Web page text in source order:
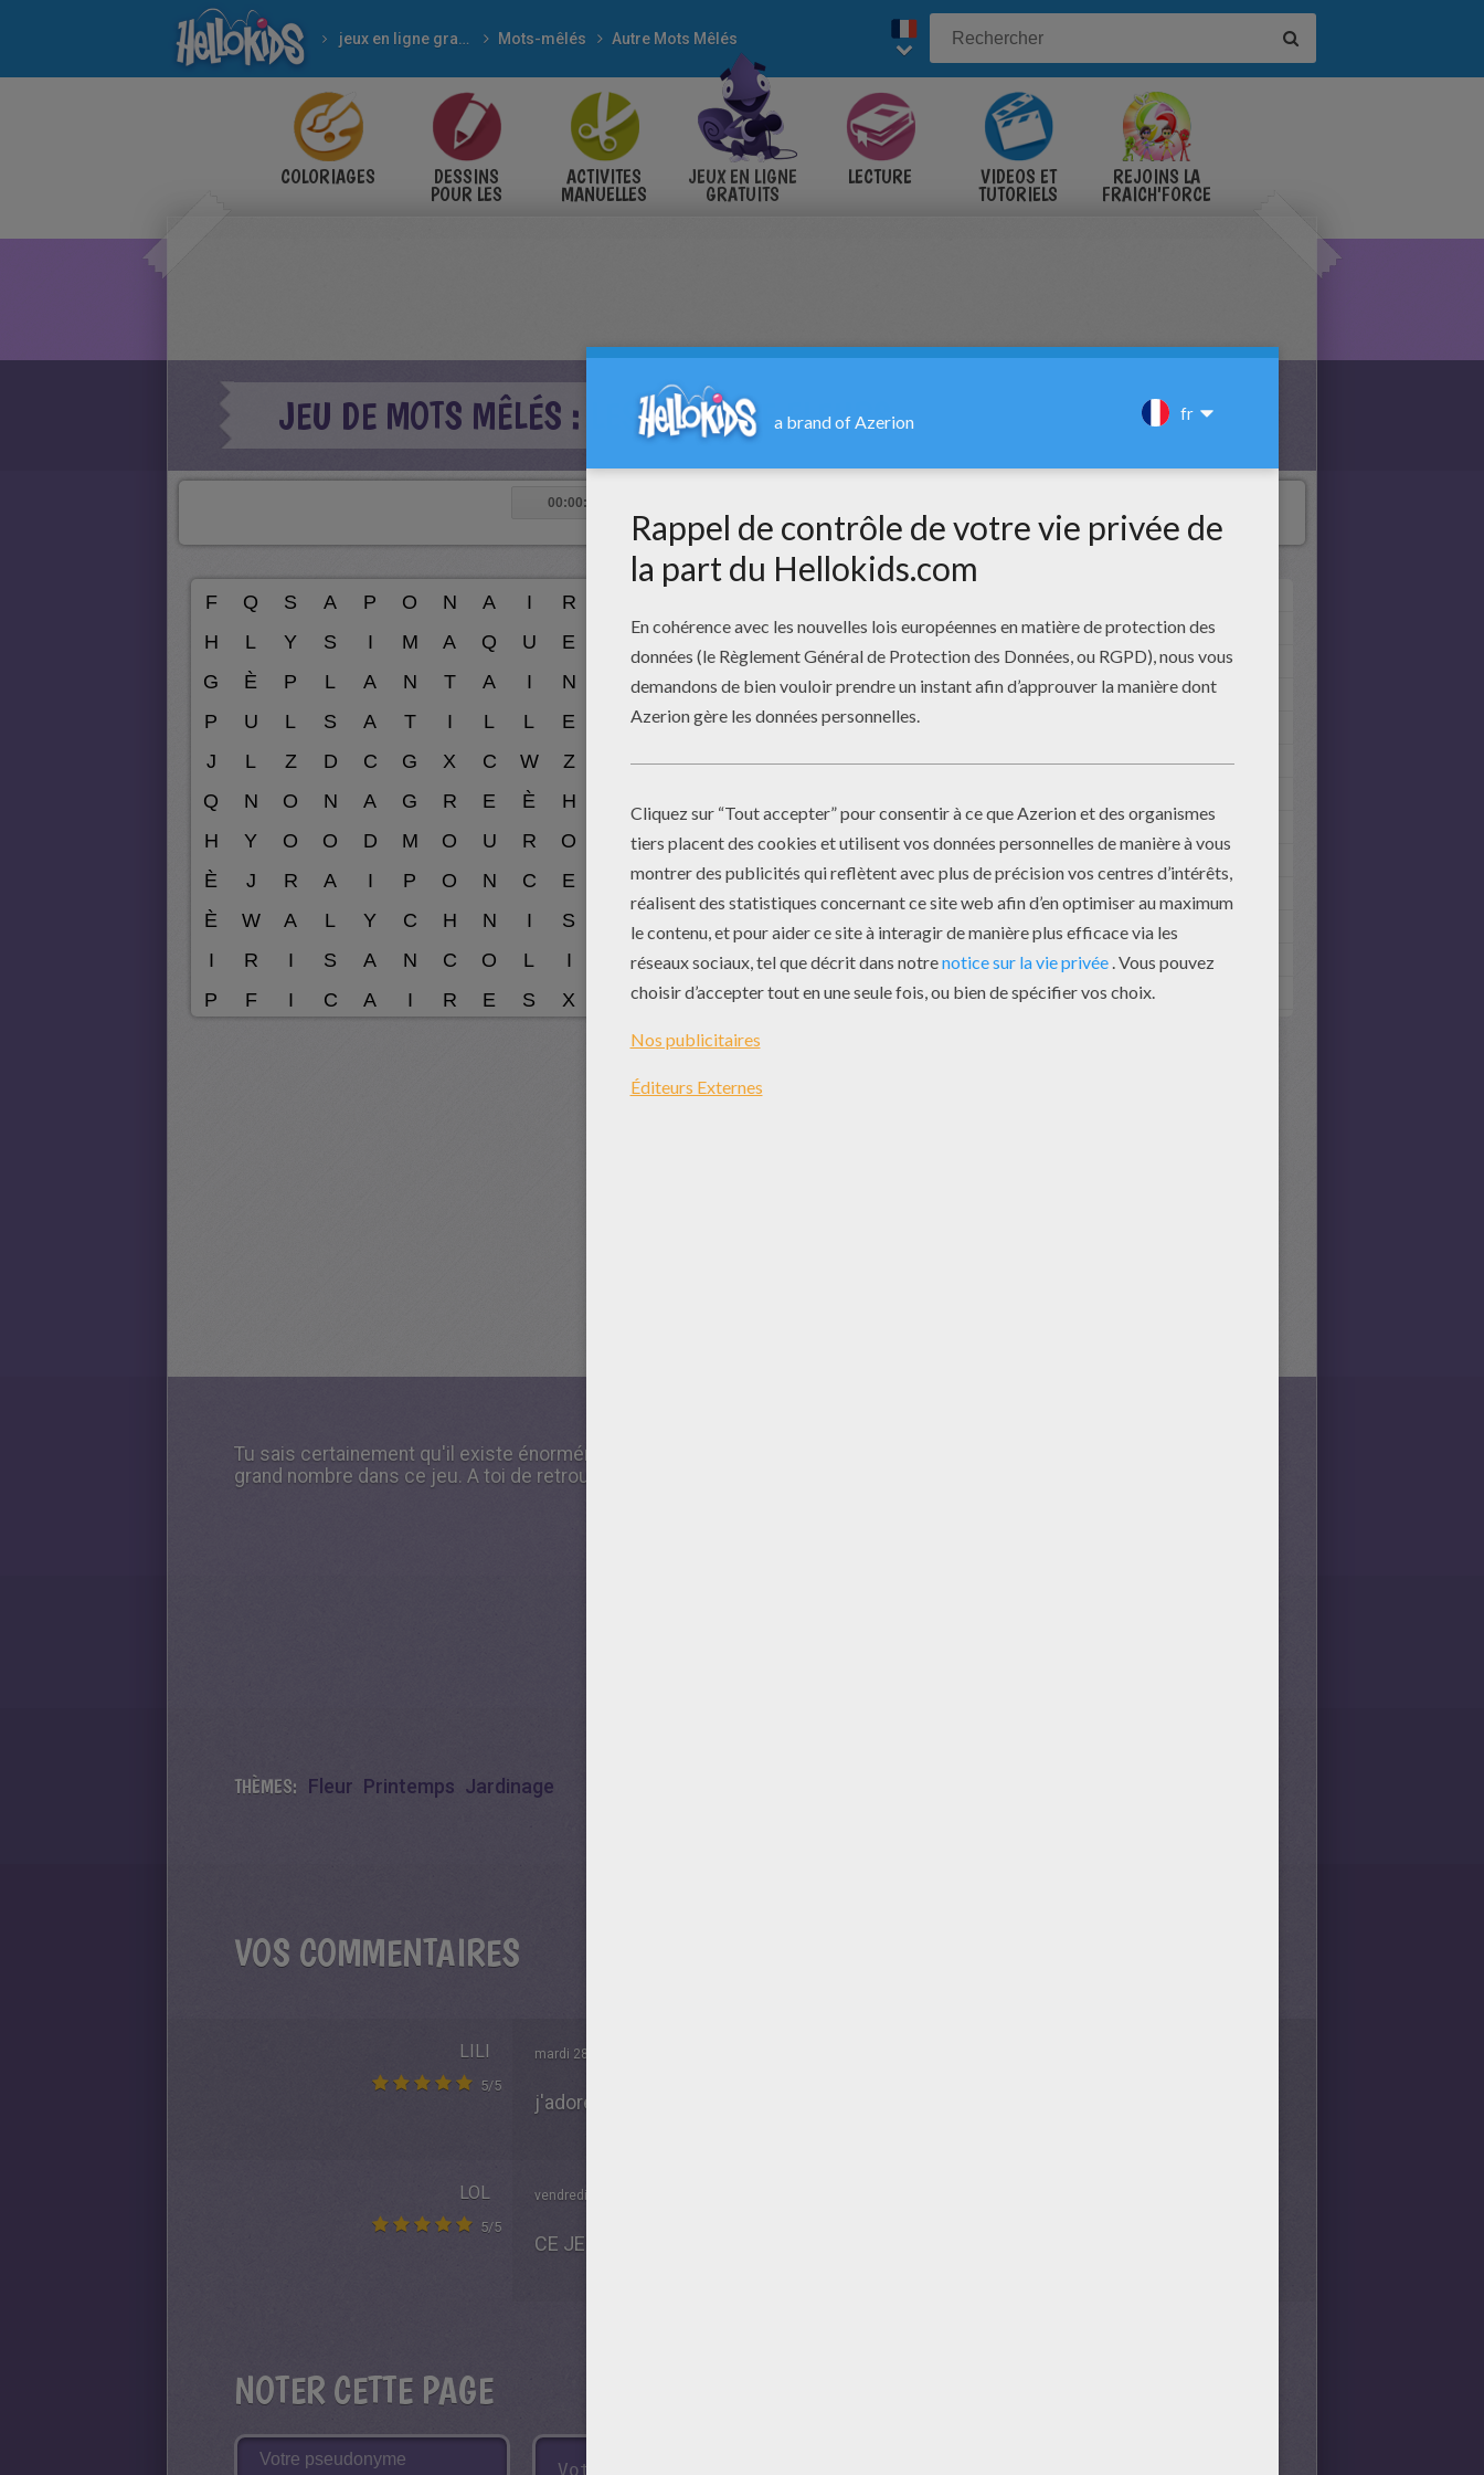
jeux en ligne gratuits Mots-mêlés Autre Mots Mêlés
COLORIAGES DESSINS
POUR LES
ACTIVITES
MANUELLES
JEUX EN LIGNE
GRATUITS
LECTURE VIDÉOS ET
TUTORIELS
REJOINS LA
FRAICH'FORCE
JEU DE MOTS MÊLÉS : LES NOMS DE FLEURS
Tu sais certainement qu'il existe énormément de
grand nombre dans ce jeu. A toi de retrouver les noms de fleurs qui apparaissent dans la
THÈMES: Fleur Printemps Jardinage
VOS COMMENTAIRES
LILI
5/5
mardi 28 Mai 2019 à 18h01
j'adore les mots mêlés
LOL
5/5
vendredi 07 Avril 2017 à 13h51
CE JEUX EST TRES INTERESSANT MAIS SAUF QUE JE NE PEUT PAS JOUER
NOTER CETTE PAGE